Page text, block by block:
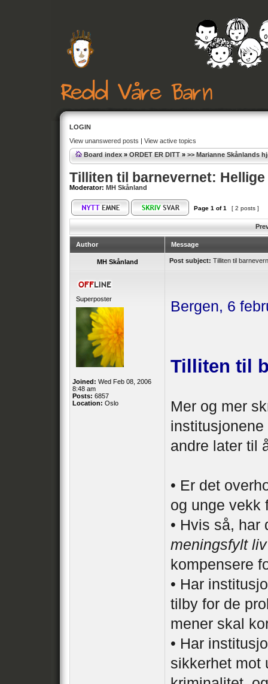
LOGIN
View unanswered posts | View active topics
Board index » ORDET ER DITT » >> Marianne Skånlands
Tilliten til barnevernet:
Moderator: MH Skånland
Page 1 of1 [ 2 posts ]
Author Message
MH Skånland Post subject: Tilliten til
Superposter
Joined: Wed Feb 08, 2006
8:48 am
Posts: 6857
Location: Oslo
Bergen, 6
Tilliten til
Mer og mer
andre later til
• Er det
og unge vekk
• Hvis så,
meningsfylt liv
kompensere
• Har
tilby for de
mener skal
• Har
sikkerhet mot